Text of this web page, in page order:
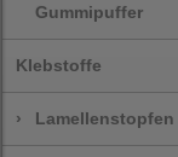
Gummipuffer
Klebstoffe
› Lamellenstopfen